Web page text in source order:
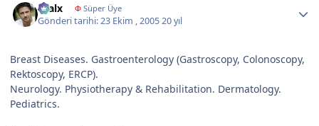
kralx ΦSüper Üye
Gönderi tarihi:23 Ekim , 200520 yıl
Breast Diseases. Gastroenterology (Gastroscopy, Colonoscopy,
Rektoscopy, ERCP).
Neurology. Physiotherapy & Rehabilitation. Dermatology.
Pediatrics.